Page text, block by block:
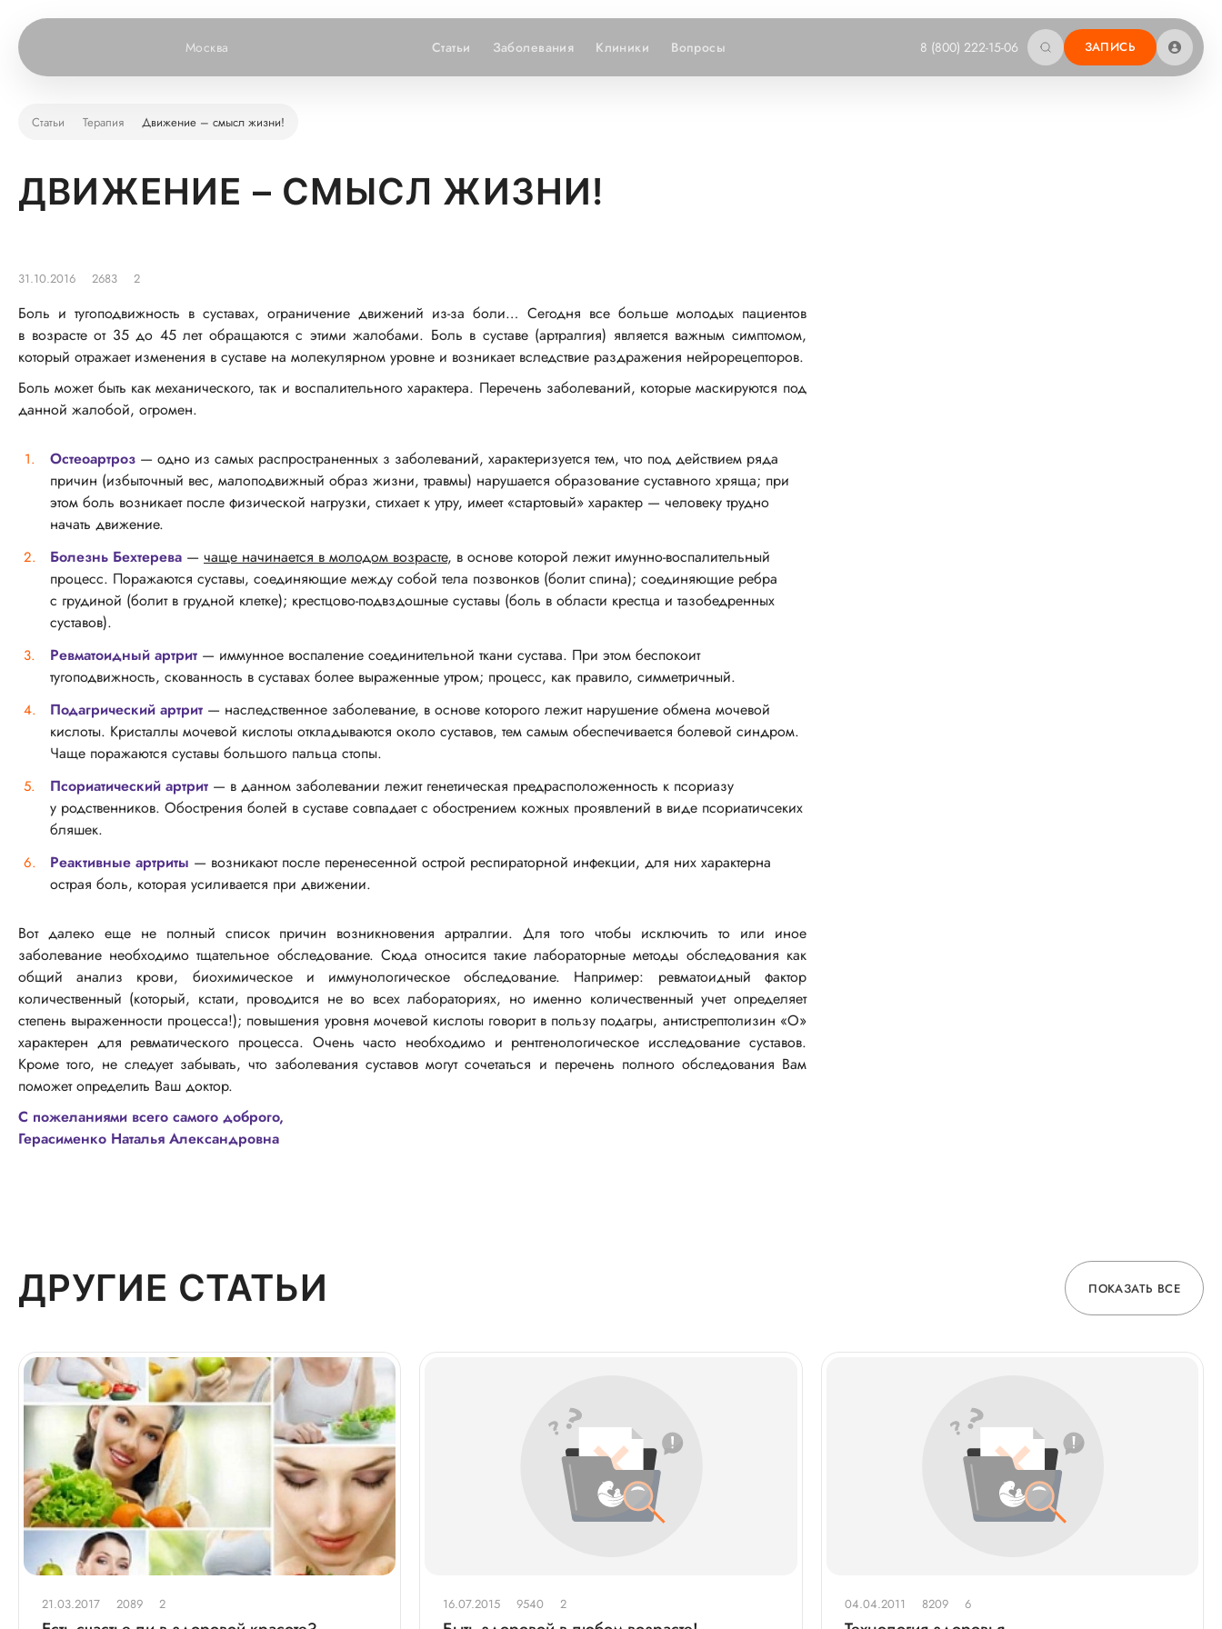
Москва Статьи Заболевания Клиники Вопросы 8 (800) 222-15-06 ЗАПИСЬ
Статьи Терапия Движение – смысл жизни!
ДВИЖЕНИЕ – СМЫСЛ ЖИЗНИ!
31.10.2016 2683 2
Боль и тугоподвижность в суставах, ограничение движений из-за боли… Сегодня все больше молодых пациентов
в возрасте от 35 до 45 лет обращаются с этими жалобами. Боль в суставе (артралгия) является важным симптомом,
который отражает изменения в суставе на молекулярном уровне и возникает вследствие раздражения нейрорецепторов.
Боль может быть как механического, так и воспалительного характера. Перечень заболеваний, которые маскируются под
данной жалобой, огромен.
Остеоартроз — одно из самых распространенных з заболеваний, характеризуется тем, что под действием ряда
причин (избыточный вес, малоподвижный образ жизни, травмы) нарушается образование суставного хряща; при
этом боль возникает после физической нагрузки, стихает к утру, имеет «стартовый» характер — человеку трудно
начать движение.
Болезнь Бехтерева — чаще начинается в молодом возрасте, в основе которой лежит имунно-воспалительный
процесс. Поражаются суставы, соединяющие между собой тела позвонков (болит спина); соединяющие ребра
с грудиной (болит в грудной клетке); крестцово-подвздошные суставы (боль в области крестца и тазобедренных
суставов).
Ревматоидный артрит — иммунное воспаление соединительной ткани сустава. При этом беспокоит
тугоподвижность, скованность в суставах более выраженные утром; процесс, как правило, симметричный.
Подагрический артрит — наследственное заболевание, в основе которого лежит нарушение обмена мочевой
кислоты. Кристаллы мочевой кислоты откладываются около суставов, тем самым обеспечивается болевой синдром.
Чаще поражаются суставы большого пальца стопы.
Псориатический артрит — в данном заболевании лежит генетическая предрасположенность к псориазу
у родственников. Обострения болей в суставе совпадает с обострением кожных проявлений в виде псориатичсеких
бляшек.
Реактивные артриты — возникают после перенесенной острой респираторной инфекции, для них характерна
острая боль, которая усиливается при движении.
Вот далеко еще не полный список причин возникновения артралгии. Для того чтобы исключить то или иное
заболевание необходимо тщательное обследование. Сюда относится такие лабораторные методы обследования как
общий анализ крови, биохимическое и иммунологическое обследование. Например: ревматоидный фактор
количественный (который, кстати, проводится не во всех лабораториях, но именно количественный учет определяет
степень выраженности процесса!); повышения уровня мочевой кислоты говорит в пользу подагры, антистрептолизин «О»
характерен для ревматического процесса. Очень часто необходимо и рентгенологическое исследование суставов.
Кроме того, не следует забывать, что заболевания суставов могут сочетаться и перечень полного обследования Вам
поможет определить Ваш доктор.
С пожеланиями всего самого доброго,
Герасименко Наталья Александровна
ДРУГИЕ СТАТЬИ ПОКАЗАТЬ ВСЕ
21.03.2017 2089 2 16.07.2015 9540 2 04.04.2011 8209 6